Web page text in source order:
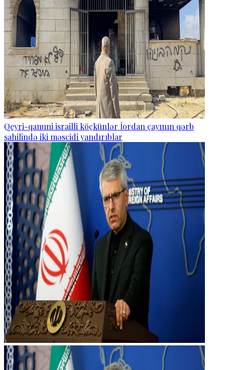
Qeyri-qanuni israilli köçkünlər İordan çayının qərb
sahilində iki məscidi yandırıblar